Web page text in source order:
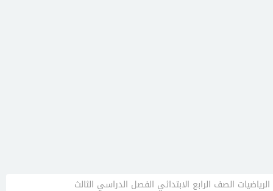
الصف الرابع الابتدائي الفصل الدراسي الثالث